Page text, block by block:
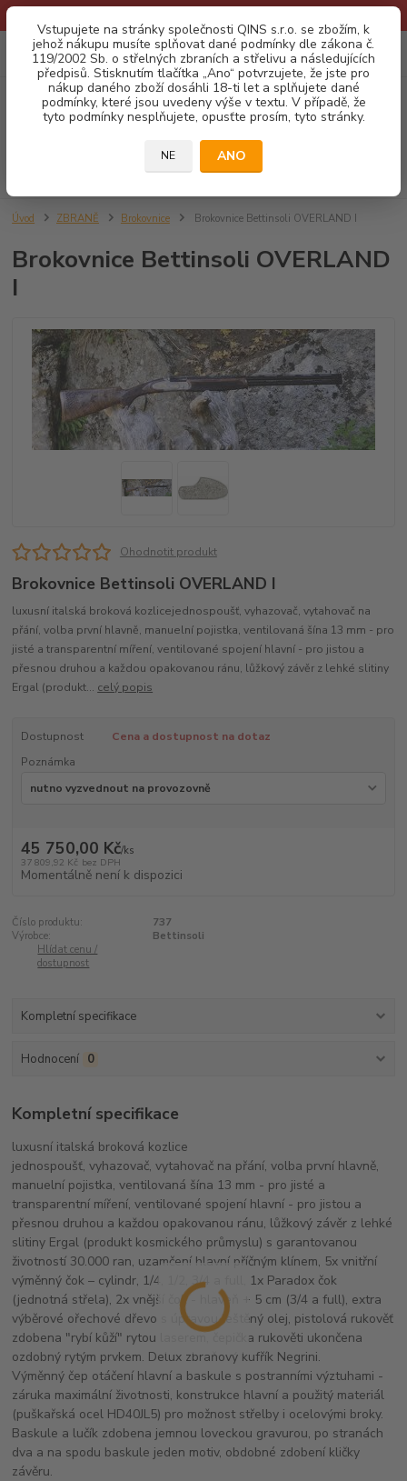
Vstupujete na stránky společnosti QINS s.r.o. se zbožím, k
jehož nákupu musíte splňovat dané podmínky dle zákona č.
119/2002 Sb. o střelných zbraních a střelivu a následujících
předpisů. Stisknutím tlačítka „Ano“ potvrzujete, že jste pro
nákup daného zboží dosáhli 18-ti let a splňujete dané
podmínky, které jsou uvedeny výše v textu. V případě, že
tyto podmínky nesplňujete, opusťte prosím, tyto stránky.
NE ANO
Menu
CZK 0
za0,00 Kč
Úvod ZBRANĚ Brokovnice Brokovnice Bettinsoli OVERLAND I
Brokovnice Bettinsoli OVERLAND
I
Ohodnotit produkt
Brokovnice Bettinsoli OVERLAND I
luxusní italská broková kozlicejednospoušť, vyhazovač, vytahovač na
přání, volba první hlavně, manuelní pojistka, ventilovaná šína 13 mm - pro
jisté a transparentní míření, ventilované spojení hlavní - pro jistou a
přesnou druhou a každou opakovanou ránu, lůžkový závěr z lehké slitiny
Ergal (produkt... celý popis
Dostupnost
Cena a dostupnost na dotaz
Poznámka
45 750,00 Kč/ks
37 809,92 Kč bez DPH
Momentálně není k dispozici
Číslo produktu:
737
Výrobce:
Bettinsoli
Hlídat cenu /
dostupnost
Kompletní specifikace
Hodnocení 0
Kompletní specifikace
luxusní italská broková kozlice
jednospoušť, vyhazovač, vytahovač na přání, volba první hlavně,
manuelní pojistka, ventilovaná šína 13 mm - pro jisté a
transparentní míření, ventilované spojení hlavní - pro jistou a
přesnou druhou a každou opakovanou ránu, lůžkový závěr z lehké
slitiny Ergal (produkt kosmického průmyslu) s garantovanou
životností 30.000 ran, uzamčení hlavní příčným klínem, 5x vnitřní
výměnný čok – cylindr, 1/4, 1/2, 3/4 a full, 1x Paradox čok
(jednotná střela), 2x vnější čok - hlaveň + 5 cm (3/4 a full), extra
výběrové ořechové dřevo s úpravou leštěný olej, pistolová rukověť
zdobena "rybí kůží" rytou laserem, čepička rukověti ukončena
ozdobný rytým prvkem. Delux zbraňový kufřík Negrini.
Výměnný čep otáčení hlavní a baskule s postranními výztuhami -
záruka maximální životnosti, konstrukce hlavní a použitý materiál
(puškařská ocel HD40JL5) pro možnost střelby i ocelovými broky.
Baskule a lučík zdobena jemnou loveckou gravurou, po stranách
dva a na spodu baskule jeden motiv, obdobné zdobení kličky
závěru.